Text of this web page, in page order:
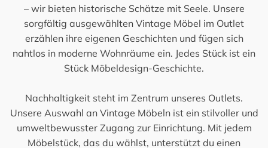
– wir bieten historische Schätze mit Seele. Unsere
sorgfältig ausgewählten Vintage Möbel im Outlet
erzählen ihre eigenen Geschichten und fügen sich
nahtlos in moderne Wohnräume ein. Jedes Stück ist ein
Stück Möbeldesign-Geschichte.
Nachhaltigkeit steht im Zentrum unseres Outlets.
Unsere Auswahl an Vintage Möbeln ist ein stilvoller und
umweltbewusster Zugang zur Einrichtung. Mit jedem
Möbelstück, das du wählst, unterstützt du einen